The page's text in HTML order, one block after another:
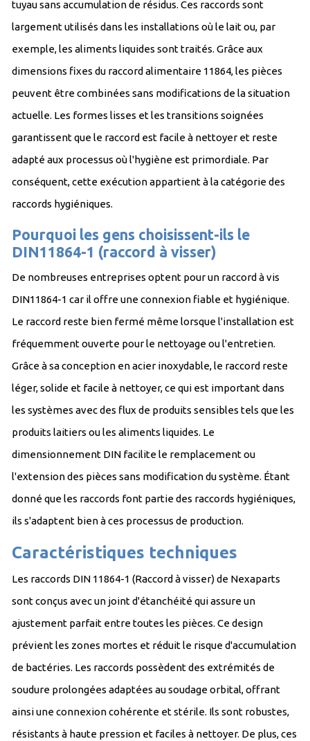
tuyau sans accumulation de résidus. Ces raccords sont
largement utilisés dans les installations où le lait ou, par
exemple, les aliments liquides sont traités. Grâce aux
dimensions fixes du raccord alimentaire 11864, les pièces
peuvent être combinées sans modifications de la situation
actuelle. Les formes lisses et les transitions soignées
garantissent que le raccord est facile à nettoyer et reste
adapté aux processus où l'hygiène est primordiale. Par
conséquent, cette exécution appartient à la catégorie des
raccords hygiéniques.
Pourquoi les gens choisissent-ils le
DIN11864-1 (raccord à visser)
De nombreuses entreprises optent pour un raccord à vis
DIN11864-1 car il offre une connexion fiable et hygiénique.
Le raccord reste bien fermé même lorsque l'installation est
fréquemment ouverte pour le nettoyage ou l'entretien.
Grâce à sa conception en acier inoxydable, le raccord reste
léger, solide et facile à nettoyer, ce qui est important dans
les systèmes avec des flux de produits sensibles tels que les
produits laitiers ou les aliments liquides. Le
dimensionnement DIN facilite le remplacement ou
l'extension des pièces sans modification du système. Étant
donné que les raccords font partie des raccords hygiéniques,
ils s'adaptent bien à ces processus de production.
Caractéristiques techniques
Les raccords DIN 11864-1 (Raccord à visser) de Nexaparts
sont conçus avec un joint d'étanchéité qui assure un
ajustement parfait entre toutes les pièces. Ce design
prévient les zones mortes et réduit le risque d'accumulation
de bactéries. Les raccords possèdent des extrémités de
soudure prolongées adaptées au soudage orbital, offrant
ainsi une connexion cohérente et stérile. Ils sont robustes,
résistants à haute pression et faciles à nettoyer. De plus, ces